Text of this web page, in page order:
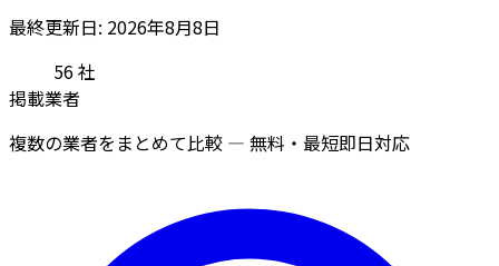
最終更新日: 2026年8月8日
56社
掲載業者
複数の業者をまとめて比較 — 無料・最短即日対応